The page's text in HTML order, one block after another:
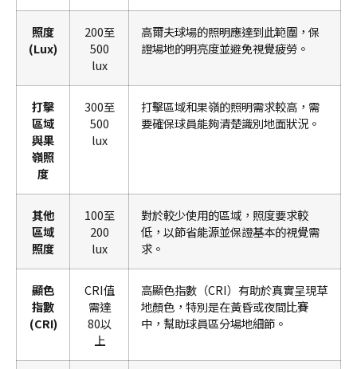
照度
(Lux)
200至
500
lux
高爾夫球場的照明應達到此範圍，保
證場地的明亮度並避免視覺疲勞。
打擊
區域
與果
嶺照
度
300至
500
lux
打擊區域和果嶺的照明需求較高，需
要確保球員能夠清楚識別地面狀況。
其他
區域
照度
100至
200
lux
對於較少使用的區域，照度要求較
低，以節省能源並保證基本的視覺需
求。
顯色
指數
(CRI)
CRI值
需達
80以
上
高顯色指數（CRI）有助於真實呈現草
地顏色，特別是在黃昏或夜間比賽
中，幫助球員區分場地細節。